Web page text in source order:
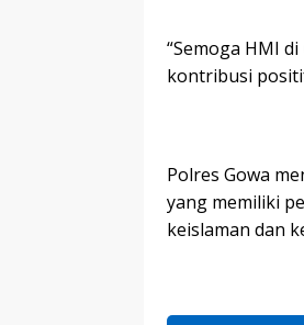
“Semoga HMI
kontribusi
Polres Gowa
yang memiliki
keislaman dan